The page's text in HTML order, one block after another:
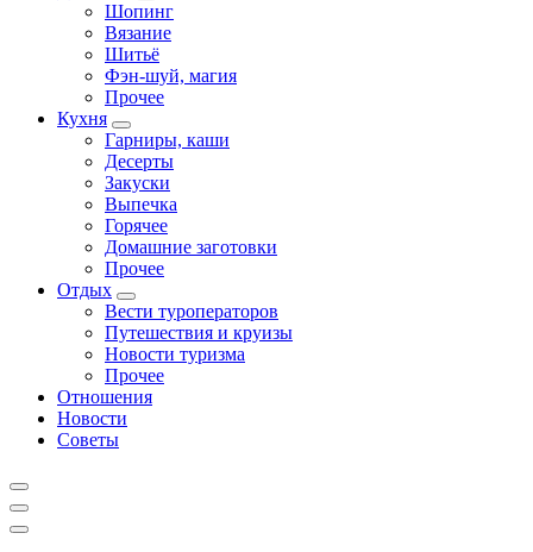
Шопинг
Вязание
Шитьё
Фэн-шуй, магия
Прочее
Кухня
Гарниры, каши
Десерты
Закуски
Выпечка
Горячее
Домашние заготовки
Прочее
Отдых
Вести туроператоров
Путешествия и круизы
Новости туризма
Прочее
Отношения
Новости
Советы